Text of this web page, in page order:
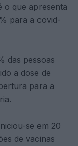
o que apresenta
para a covid-
das pessoas
a dose de
para a
se em 20
de vacinas